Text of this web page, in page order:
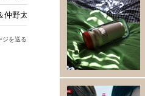
野太賀らに熱い口コミ『開戦前夜』
ジを送る